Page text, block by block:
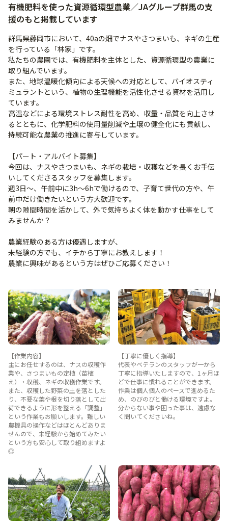
有機肥料を使った資源循環型農業／JAグループ群馬の支
援のもと掲載しています
群馬県藤岡市において、40aの畑でナスやさつまいも、ネギの生産
を行っている「林家」です。
私たちの農園では、有機肥料を主体とした、資源循環型の農業に
取り組んでいます。
また、地球温暖化傾向による天候への対応として、バイオスティ
ミュラントという、植物の生理機能を活性化させる資材を活用し
ています。
高温などによる環境ストレス耐性を高め、収量・品質を向上させ
るとともに、化学肥料の使用量削減や土壌の健全化にも貢献し、
持続可能な農業の推進に寄与しています。
【パート・アルバイト募集】
今回は、ナスやさつまいも、ネギの栽培・収穫などを長くお手伝
いしてくださるスタッフを募集します。
週3日～、午前中に3h～6hで働けるので、子育て世代の方や、午
前中だけ働きたいという方大歓迎です。
朝の隙間時間を活かして、外で気持ちよく体を動かす仕事をして
みませんか？
農業経験のある方は優遇しますが、
未経験の方でも、イチから丁寧にお教えします！
農業に興味があるという方はぜひご応募ください！
【作業内容】
主にお任せするのは、ナスの収穫作
業や、さつまいもの定植（苗植
え）・収穫、ネギの収穫作業です。
また、収穫した野菜の土を落とした
り、不要な葉や根を切り落として出
荷できるように形を整える「調整」
という作業もお願いします。難しい
農機具の操作などはほとんどありま
せんので、未経験から始めてみたい
という方も安心して取り組めますよ
◎
【丁寧に優しく指導】
代表やベテランのスタッフが一から
丁寧に指導いたしますので、1ヶ月ほ
どで仕事に慣れることができます。
作業は個人個人のペースで進めるた
め、のびのびと働ける環境ですよ。
分からない事や困った事は、遠慮な
く聞いてくださいね。